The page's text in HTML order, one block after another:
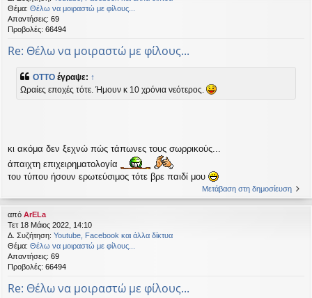
Θέμα: Θέλω να μοιραστώ με φίλους...
Απαντήσεις: 69
Προβολές: 66494
Re: Θέλω να μοιραστώ με φίλους...
OTTO έγραψε: ↑
Ωραίες εποχές τότε. Ήμουν κ 10 χρόνια νεότερος.
κι ακόμα δεν ξεχνώ πώς τάπωνες τους σωρρικούς...
άπαιχτη επιχειρηματολογία
του τύπου ήσουν ερωτεύσιμος τότε βρε παιδί μου
Μετάβαση στη δημοσίευση
από ArELa
Τετ 18 Μάιος 2022, 14:10
Δ. Συζήτηση: Youtube, Facebook και άλλα δίκτυα
Θέμα: Θέλω να μοιραστώ με φίλους...
Απαντήσεις: 69
Προβολές: 66494
Re: Θέλω να μοιραστώ με φίλους...